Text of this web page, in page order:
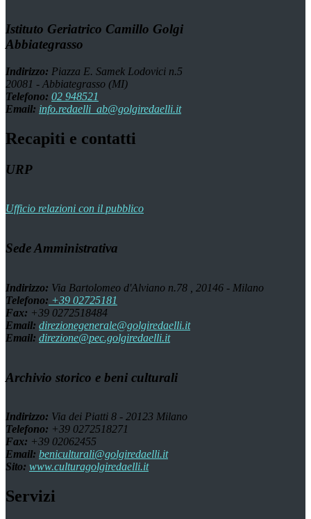
Istituto Geriatrico Camillo Golgi
Abbiategrasso
Indirizzo: Piazza E. Samek Lodovici n.5
20081 - Abbiategrasso (MI)
Telefono: 02 948521
Email: info.redaelli_ab@golgiredaelli.it
Recapiti e contatti
URP
Ufficio relazioni con il pubblico
Sede Amministrativa
Indirizzo: Via Bartolomeo d'Alviano n.78 , 20146 - Milano
Telefono: +39 02725181
Fax: +39 0272518484
Email: direzionegenerale@golgiredaelli.it
Email: direzione@pec.golgiredaelli.it
Archivio storico e beni culturali
Indirizzo: Via dei Piatti 8 - 20123 Milano
Telefono: +39 0272518271
Fax: +39 02062455
Email: beniculturali@golgiredaelli.it
Sito: www.culturagolgiredaelli.it
Servizi